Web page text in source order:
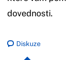
dovednosti.
Diskuze